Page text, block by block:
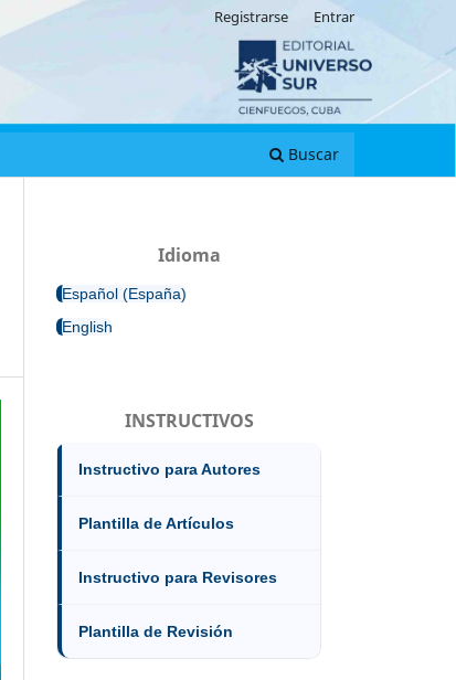
Buscar
Registrarse Entrar
Idioma
Español (España)
English
INSTRUCTIVOS
Instructivo para Autores
Plantilla de Artículos
Instructivo para Revisores
Plantilla de Revisión